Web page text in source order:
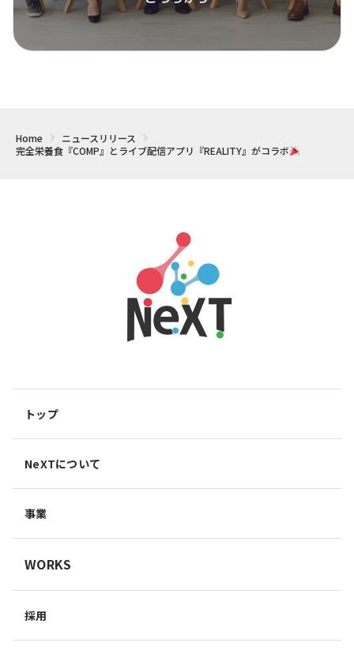
Home
ニュースリリース
完全栄養食『COMP』とライブ配信アプリ『REALITY』がコラボ
トップ
NeXTについて
事業
WORKS
採用